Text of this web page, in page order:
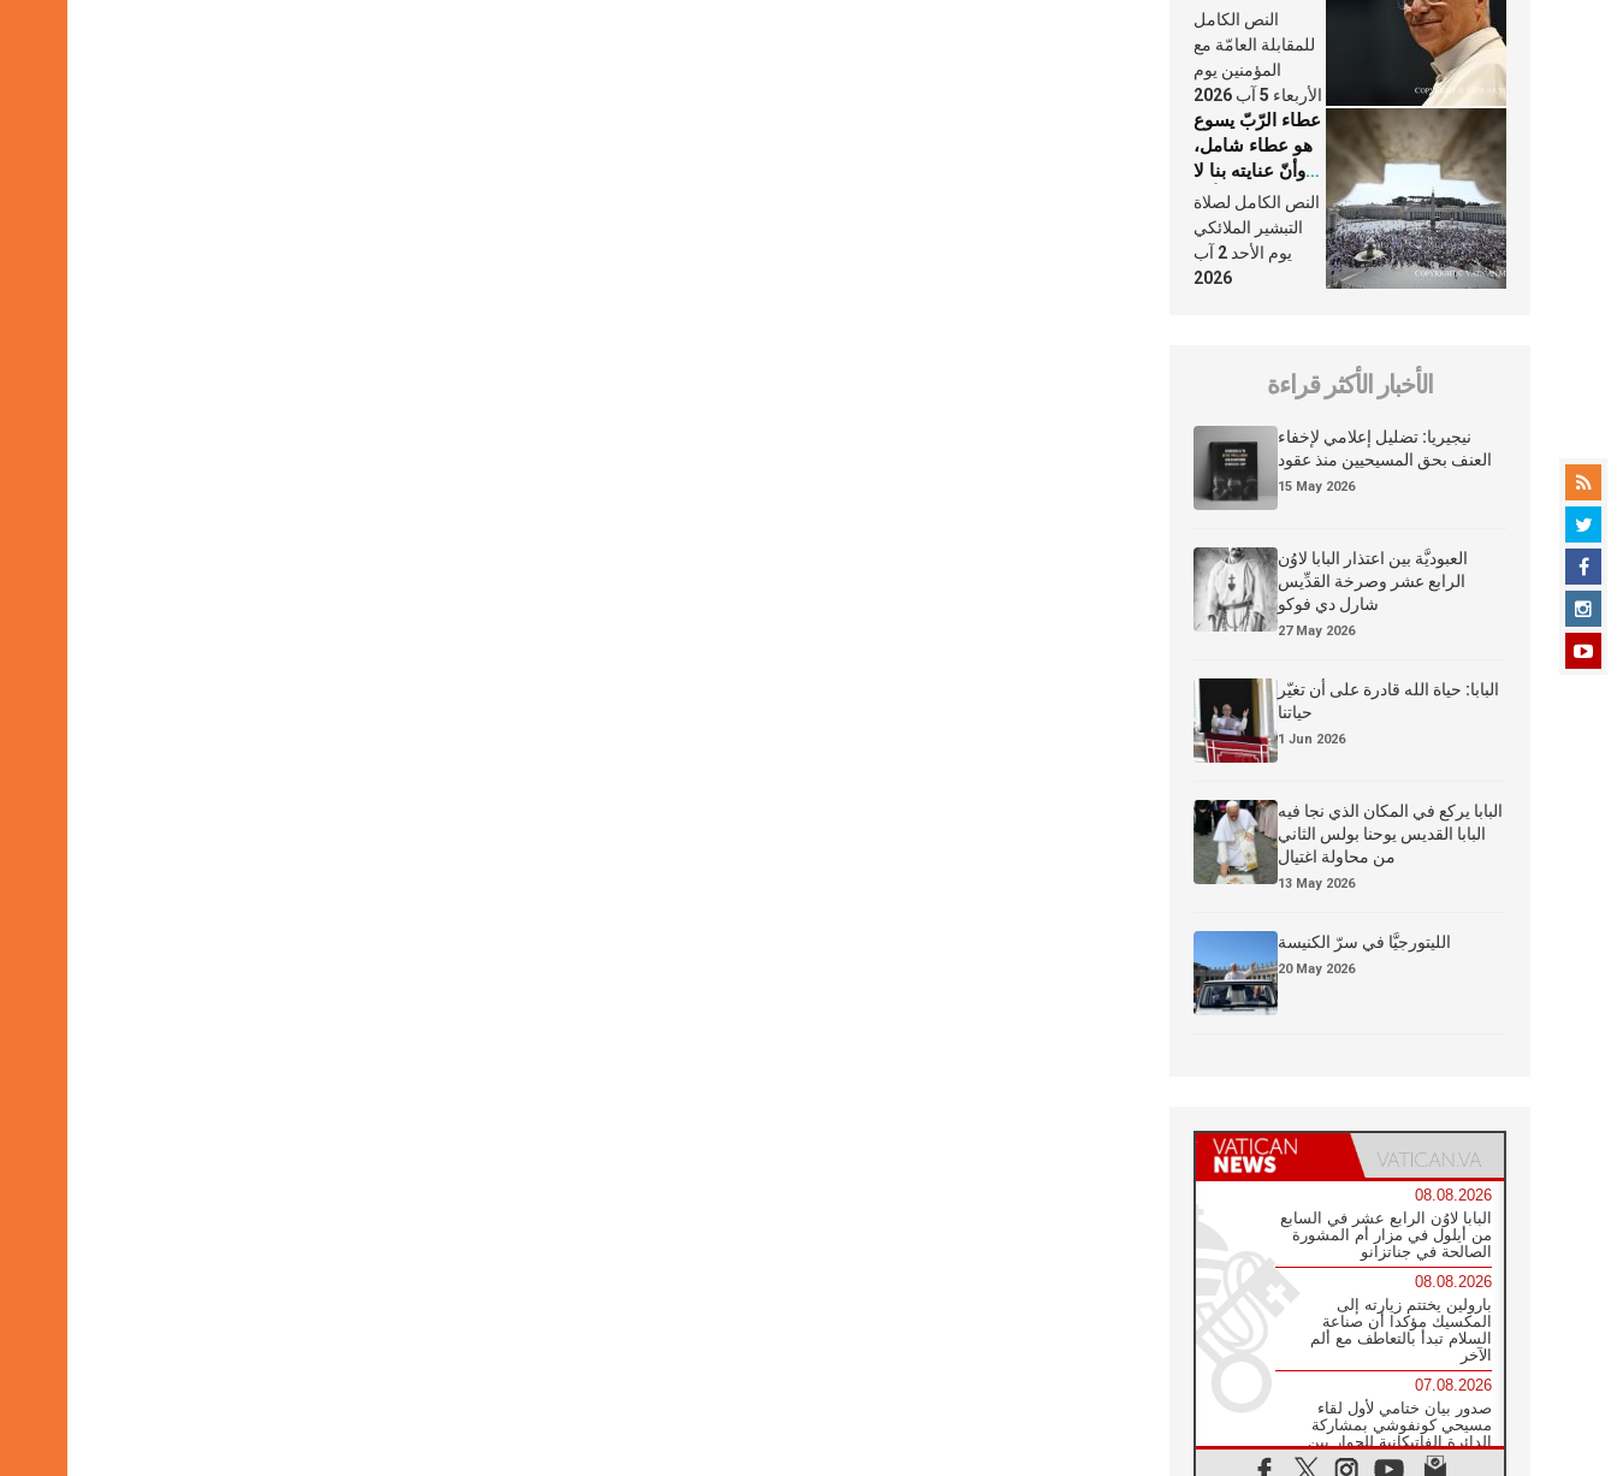
وكلّ يوم، هما
النَّفَس في حياة
الكنيسة
النص الكامل
للمقابلة العامّة مع
المؤمنين يوم
الأربعاء 5 آب 2026
عطاء الرّبّ يسوع
هو عطاء شامل،
وأنّ عنايته بنا لا
تغيب عنّا أبدًا
النص الكامل لصلاة
التبشير الملائكي
يوم الأحد 2 آب
2026
الأخبار الأكثر قراءة
نيجيريا: تضليل إعلامي لإخفاء
العنف بحق المسيحيين منذ عقود
15 May 2026
العبوديَّة بين اعتذار البابا لاوُن
الرابع عشر وصرخة القدِّيس
شارل دي فوكو
27 May 2026
البابا: حياة الله قادرة على أن تغيّر
حياتنا
1 Jun 2026
البابا يركع في المكان الذي نجا فيه
البابا القديس يوحنا بولس الثاني
من محاولة اغتيال
13 May 2026
الليتورجيَّا في سرّ الكنيسة
20 May 2026
08.08.2026
البابا لاوُن الرابع عشر في السابع
من أيلول في مزار أم المشورة
الصالحة في جناتزانو
08.08.2026
بارولين يختتم زيارته إلى
المكسيك مؤكدا أن صناعة
السلام تبدأ بالتعاطف مع ألم
الآخر
07.08.2026
صدور بيان ختامي لأول لقاء
مسيحي كونفوشي بمشاركة
الدائرة الفاتيكانية للحوار بين